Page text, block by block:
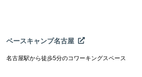
ベースキャンプ名古屋
名古屋駅から徒歩5分のコワーキングスペース